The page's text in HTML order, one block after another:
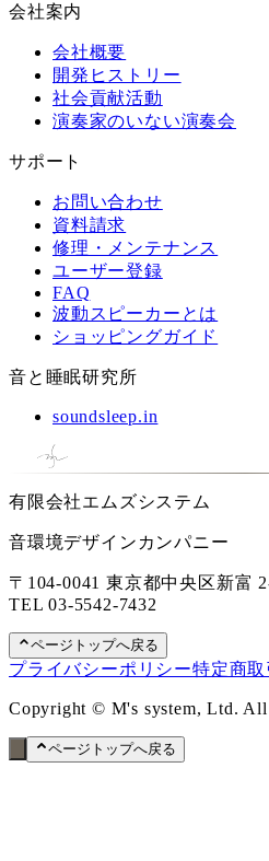
会社案内
会社概要
開発ヒストリー
社会貢献活動
演奏家のいない演奏会
サポート
お問い合わせ
資料請求
修理・メンテナンス
ユーザー登録
FAQ
波動スピーカーとは
ショッピングガイド
音と睡眠研究所
soundsleep.in
有限会社エムズシステム
音環境デザインカンパニー
〒104-0041 東京都中央区新富
TEL03-5542-7432
ページトップへ戻る
プライバシーポリシー特定商
Copyright © M's system, Ltd. All
ページトップへ戻る